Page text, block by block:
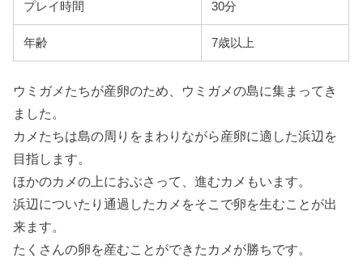
プレイ時間 30分
年齢 7歳以上
ウミガメたちが産卵のため、ウミガメの島に集まってき
ました。
カメたちは島の周りをまわりながら産卵に適した浜辺を
目指します。
ほかのカメの上におぶさって、進むカメもいます。
浜辺についたり通過したカメをそこで卵を生むことが出
来ます。
たくさんの卵を産むことができたカメが勝ちです。